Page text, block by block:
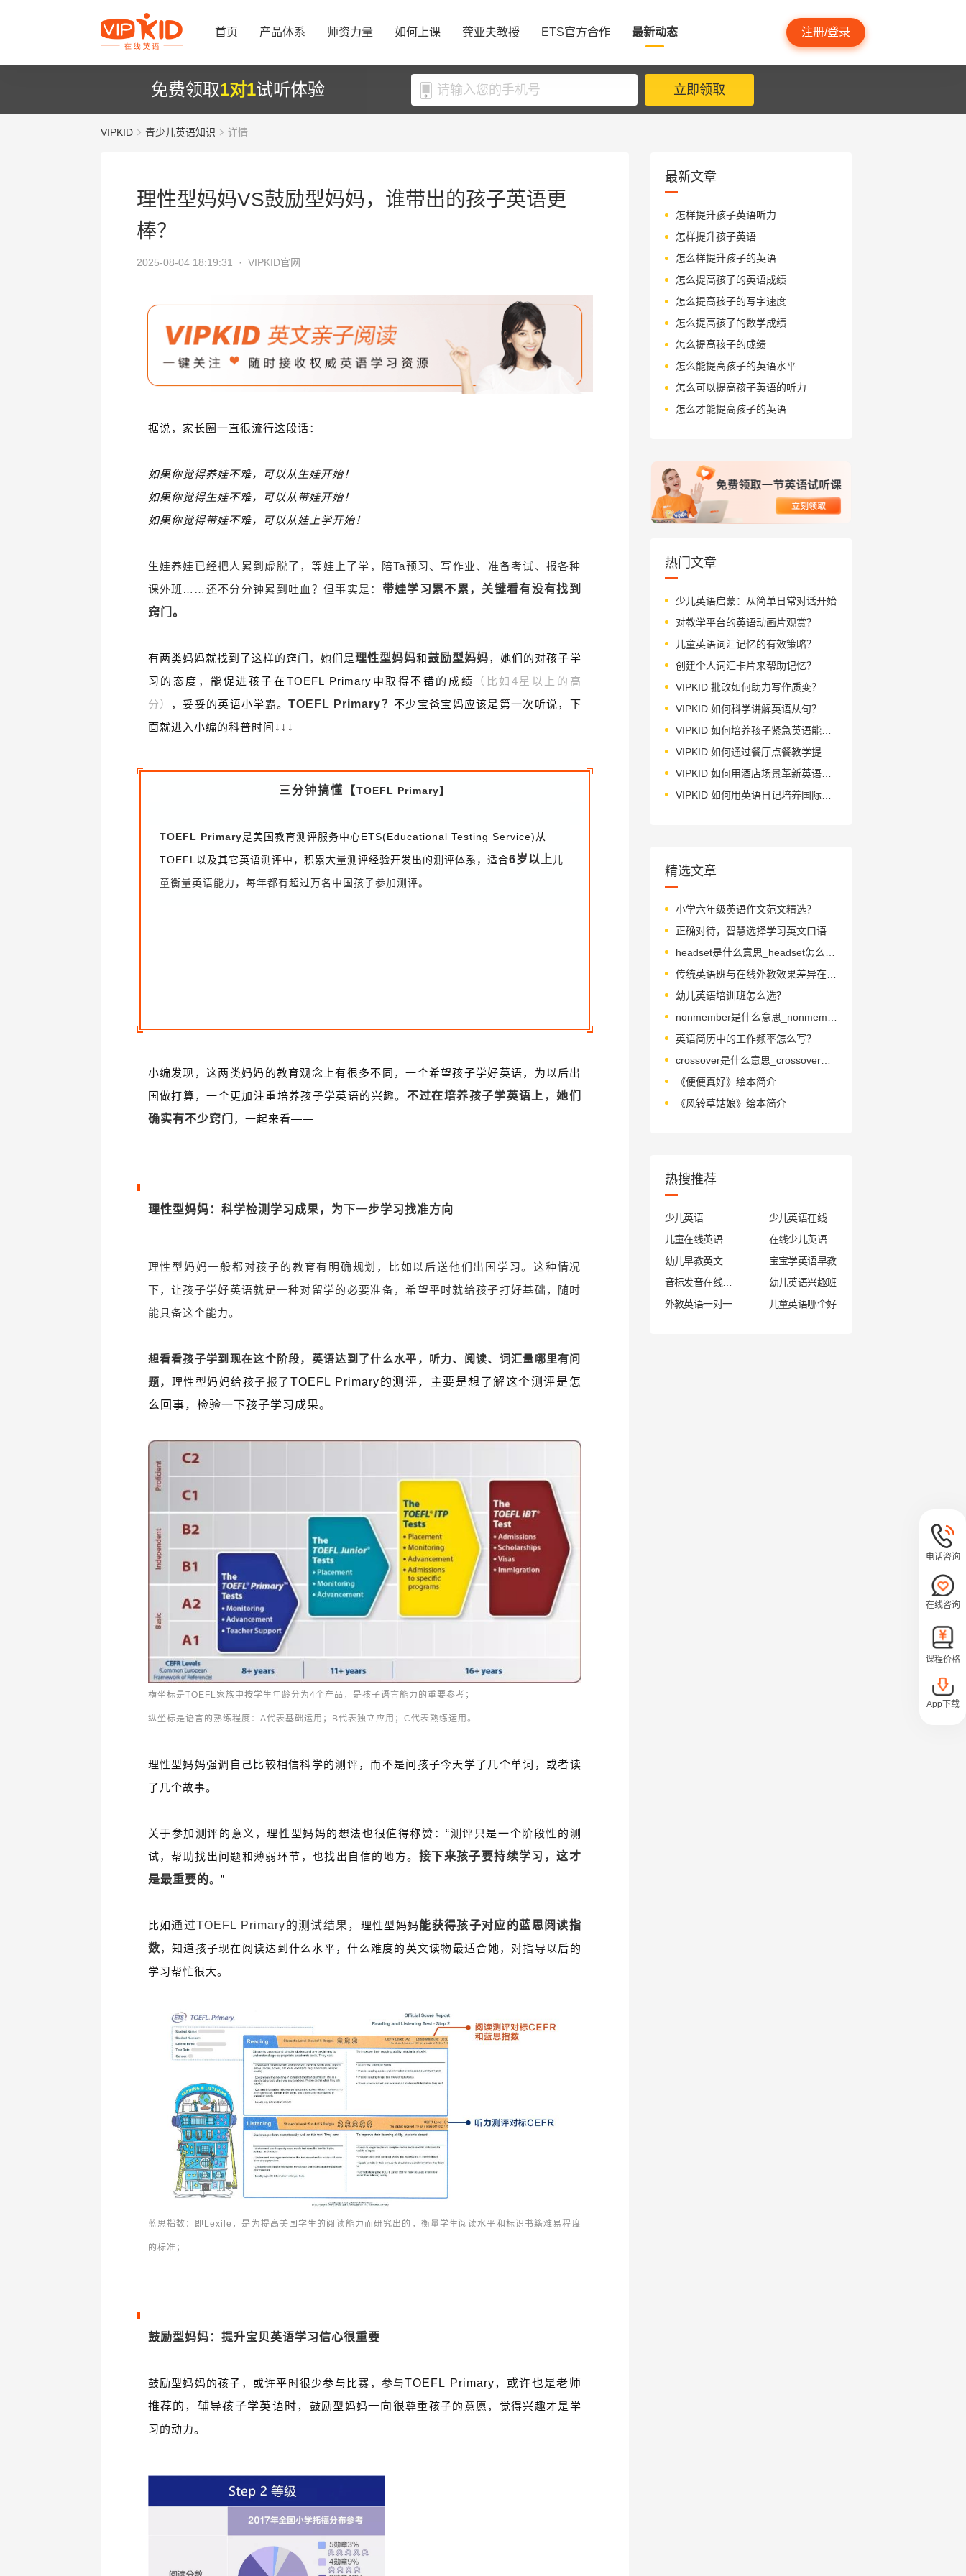
首页 产品体系 师资力量 如何上课 龚亚夫教授 ETS官方合作 最新动态 注册/登录
免费领取1对1试听体验 立即领取
VIPKID 青少儿英语知识 详情
理性型妈妈VS鼓励型妈妈，谁带出的孩子英语更
棒？
2025-08-04 18:19:31 · VIPKID官网
据说，家长圈一直很流行这段话：
如果你觉得养娃不难，可以从生娃开始！
如果你觉得生娃不难，可以从带娃开始！
如果你觉得带娃不难，可以从娃上学开始！
生娃养娃已经把人累到虚脱了，等娃上了学，陪Ta预习、写作业、准备考试、报各种
课外班……还不分分钟累到吐血？但事实是： 带娃学习累不累 ，关键看有没有找到
窍门。
有两类妈妈就找到了这样的窍门，她们是理性型妈妈和鼓励型妈妈，她们的对孩子学
习的态度，能促进孩子在 TOEFL Primary中取得不错的成绩
（比如4星以上的高
分）
，妥妥的英语小学霸。TOEFL Primary？不少宝爸宝妈应该是第一次听说，下
面就进入小编的科普时间↓↓↓
三分钟搞懂【TOEFL Primary】
TOEFL Primary是美国教育测评服务中心ETS(Educational Testing Service)从
TOEFL以及其它英语测评中，积累大量测评经验开发出的测评体系，适合6岁以上 儿
童衡量英语能力， 每年都有超过万名中国孩子参加测评。
小编发现，这两类妈妈的教育观念上有很多不同，一个希望孩子学好英语，为以后出
国做打算，一个更加注重培养孩子学英语的兴趣。 不过在培养孩子学英语上，她们
确实有不少窍门
， 一起来看——
理性型妈妈： 科学检测学习成果，为下一步学习找准方向
理性型妈妈一般都对孩子的教育有明确规划，比如以后送他们出国学习。这种情况
下，让孩子学好英语就是一种对留学的必要准备，希望平时就给孩子打好基础，随时
能具备这个能力。
想看看孩子学到现在这个阶段，英语达到了什么水平，听力、阅读、词汇量哪里有问
题， 理性型妈妈给孩子报了 TOEFL Primary的测评，主要是想了解这个测评是怎
么回事，检验一下孩子学习成果。
横坐标是TOEFL家族中按学生年龄分为4个产品，是孩子语言能力的重要参考；
纵坐标是语言的熟练程度：A代表基础运用；B代表独立应用；C代表熟练运用。
理性型妈妈强调自己比较相信科学的测评，而不是问孩子今天学了几个单词，或者读
了几个故事。
关于参加测评的意义，理性型妈妈的想法也很值得称赞：“测评 只是一个阶段性的测
试，帮助找出问题和薄弱环节，也找出自信的地方。 接下来孩子要持续学习，这才
是最重要的。”
比如通过TOEFL Primary的测试结果， 理性型妈妈能获得孩子对应的蓝思阅读指
数，知道孩子现在阅读达到什么水平，什么难度的英文读物最适合她，对指导以后的
学习帮忙很大。
蓝思指数：即Lexile，是 为提高美国学生的阅读能力而研究出的，衡量学生阅读水平和标识书籍难易程度
的标准；
鼓励型妈妈： 提升宝贝英语学习信心很重要
鼓励型妈妈的孩子，或许平时很少参与比赛， 参与TOEFL Primary，或许也是老师
推荐的，辅导孩子学英语时， 鼓励型妈妈一向很尊重孩子的意愿，觉得兴趣才是学
习的动力。
最新文章
怎样提升孩子英语听力
怎样提升孩子英语
怎么样提升孩子的英语
怎么提高孩子的英语成绩
怎么提高孩子的写字速度
怎么提高孩子的数学成绩
怎么提高孩子的成绩
怎么能提高孩子的英语水平
怎么可以提高孩子英语的听力
怎么才能提高孩子的英语
热门文章
少儿英语启蒙：从简单日常对话开始
对教学平台的英语动画片观赏？
儿童英语词汇记忆的有效策略？
创建个人词汇卡片来帮助记忆？
VIPKID 批改如何助力写作质变？
VIPKID 如何科学讲解英语从句？
VIPKID 如何培养孩子紧急英语能力？
VIPKID 如何通过餐厅点餐教学提升少儿英语应用能力？
VIPKID 如何用酒店场景革新英语教学？
VIPKID 如何用英语日记培养国际化人才？
精选文章
小学六年级英语作文范文精选？
正确对待，智慧选择学习英文口语
传统英语班与在线外教效果差异在哪？
幼儿英语培训班怎么选？
英语简历中的工作频率怎么写？
crossover是什么意思_crossover怎么读_音标ˈkrɒsəʊvə(r)
《便便真好》绘本简介
《风铃草姑娘》绘本简介
热搜推荐
少儿英语
少儿英语在线
儿童在线英语
在线少儿英语
幼儿早教英文
宝宝学英语早教
幼儿英语兴趣班
外教英语一对一
儿童英语哪个好
电话咨询
在线咨询
课程价格
App下载